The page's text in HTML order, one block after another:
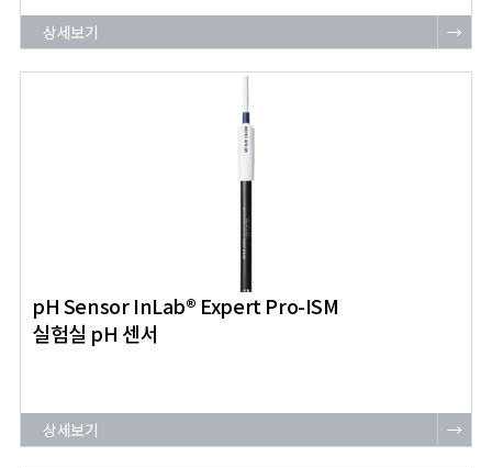
상세보기 →
pH Sensor InLab® Expert Pro-ISM
실험실 pH 센서
상세보기 →